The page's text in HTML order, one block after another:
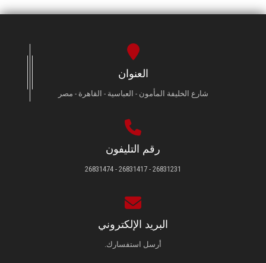
العنوان
شارع الخليفة المأمون - العباسية - القاهرة - مصر
رقم التليفون
26831231 - 26831417 - 26831474
البريد الإلكتروني
أرسل استفسارك.